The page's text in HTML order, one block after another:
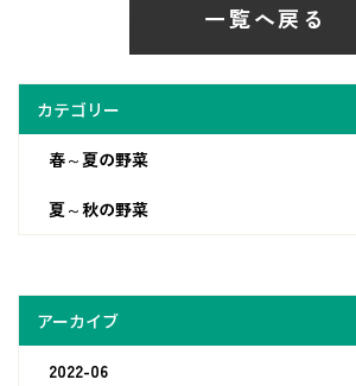
カテゴリー
春～夏の野菜
夏～秋の野菜
アーカイブ
2022-06
一覧へ戻る